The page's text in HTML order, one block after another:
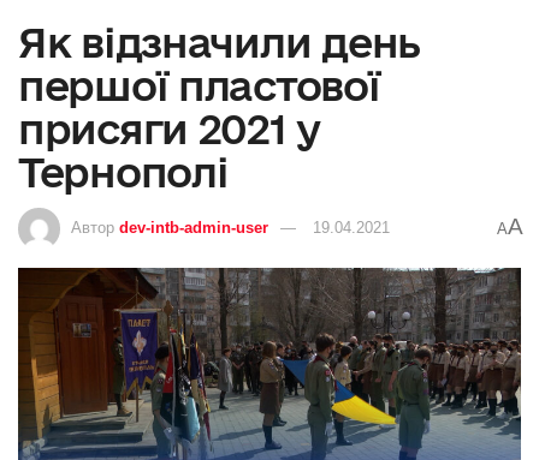
Як відзначили день
першої пластової
присяги 2021 у
Тернополі
Автор dev-intb-admin-user 19.04.2021 AA